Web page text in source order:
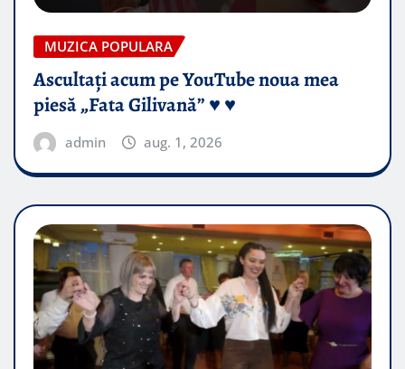
MUZICA POPULARA
Ascultați acum pe YouTube noua mea
piesă „Fata Gilivană” ♥️ ♥️
admin aug. 1, 2026